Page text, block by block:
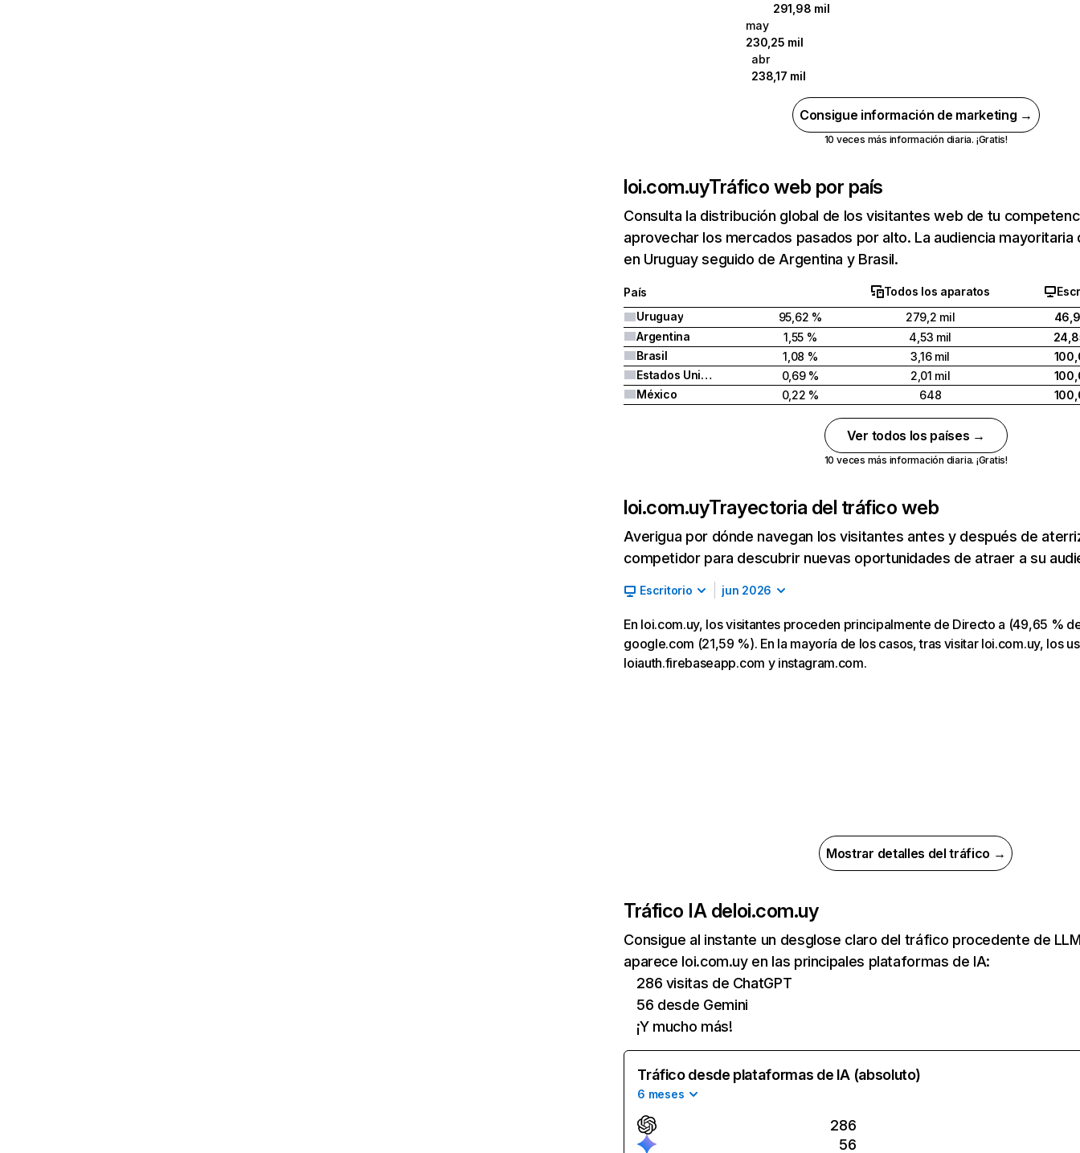
291,98 mil
may
230,25 mil
abr
238,17 mil
Consigue información de marketing →
10 veces más información diaria. ¡Gratis!
loi.com.uyTráfico web por país
Consulta la distribución global de los visitantes web de tu
aprovechar los mercados pasados por alto. La audiencia mayoritaria
en Uruguay seguido de Argentina y Brasil.
País Todos los aparatos
Uruguay
95,62 % 279,2 mil
Argentina
1,55 % 4,53 mil
Brasil
1,08 % 3,16 mil
Estados Unidos
0,69 % 2,01 mil
México
0,22 % 648
Ver todos los países →
10 veces más información diaria. ¡Gratis!
loi.com.uyTrayectoria del tráfico web
Averigua por dónde navegan los visitantes antes y después de
competidor para descubrir nuevas oportunidades de atraer a su
Escritorio jun 2026
En loi.com.uy, los visitantes proceden principalmente de Directo a (49,65 %
google.com (21,59 %). En la mayoría de los casos, tras visitar loi.com.uy, los
loiauth.firebaseapp.com y instagram.com.
Mostrar detalles del tráfico →
Tráfico IA deloi.com.uy
Consigue al instante un desglose claro del tráfico procedente de
aparece loi.com.uy en las principales plataformas de IA:
286 visitas de ChatGPT
56 desde Gemini
¡Y mucho más!
Tráfico desde plataformas de IA (absoluto)
6 meses
286
56